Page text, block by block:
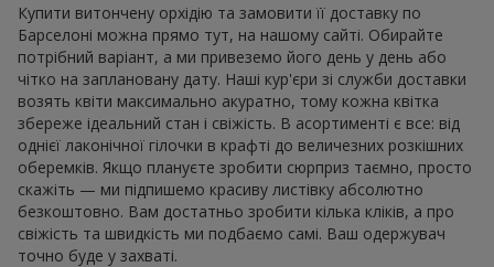
Купити витончену орхідію та замовити її доставку по
Барселоні можна прямо тут, на нашому сайті. Обирайте
потрібний варіант, а ми привеземо його день у день або
чітко на заплановану дату. Наші кур'єри зі служби доставки
возять квіти максимально акуратно, тому кожна квітка
збереже ідеальний стан і свіжість. В асортименті є все: від
однієї лаконічної гілочки в крафті до величезних розкішних
оберемків. Якщо плануєте зробити сюрприз таємно, просто
скажіть — ми підпишемо красиву листівку абсолютно
безкоштовно. Вам достатньо зробити кілька кліків, а про
свіжість та швидкість ми подбаємо самі. Ваш одержувач
точно буде у захваті.